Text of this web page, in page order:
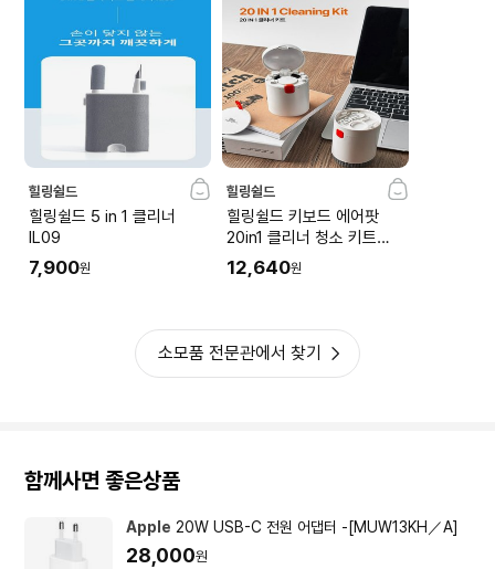
힐링쉴드
힐링쉴드 5 in 1 클리너
IL09
7,900원
힐링쉴드
힐링쉴드 키보드 에어팟
20in1 클리너 청소 키트
IL22
12,640원
소모품 전문관에서 찾기
함께사면 좋은상품
Apple 20W USB-C 전원 어댑터 -[MUW13KH／A]
28,000원